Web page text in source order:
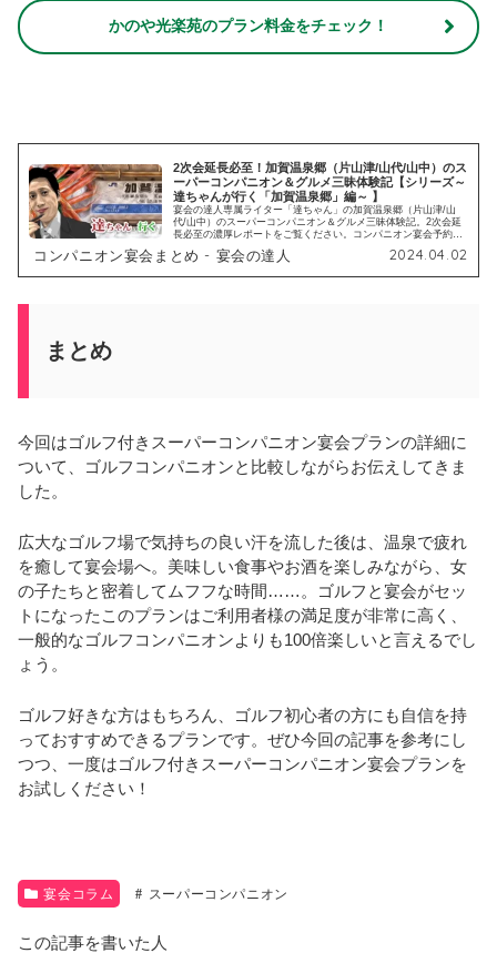
かのや光楽苑のプラン料金をチェック！
2次会延長必至！加賀温泉郷（片山津/山代/山中）のス
ーパーコンパニオン＆グルメ三昧体験記【シリーズ～
達ちゃんが行く「加賀温泉郷」編～ 】
宴会の達人専属ライター「達ちゃん」の加賀温泉郷（片山津/山
代/山中）のスーパーコンパニオン＆グルメ三昧体験記。2次会延
長必至の濃厚レポートをご覧ください。コンパニオン宴会予約サ
ンパニオン宴会の料金や口コミ体験談などの最新情報を掲載して
コンパニオン宴会まとめ - 宴会の達人 2024.04.02
まとめ
今回はゴルフ付きスーパーコンパニオン宴会プランの詳細に
ついて、ゴルフコンパニオンと比較しながらお伝えしてきま
した。
広大なゴルフ場で気持ちの良い汗を流した後は、温泉で疲れ
を癒して宴会場へ。美味しい食事やお酒を楽しみながら、女
の子たちと密着してムフフな時間……。ゴルフと宴会がセッ
トになったこのプランはご利用者様の満足度が非常に高く、
一般的なゴルフコンパニオンよりも100倍楽しいと言えるでし
ょう。
ゴルフ好きな方はもちろん、ゴルフ初心者の方にも自信を持
っておすすめできるプランです。ぜひ今回の記事を参考にし
つつ、一度はゴルフ付きスーパーコンパニオン宴会プランを
お試しください！
宴会コラム スーパーコンパニオン
この記事を書いた人